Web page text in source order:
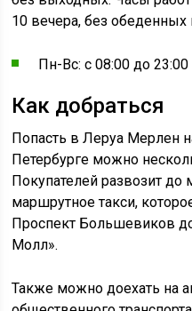
10 вечера, без
Пн-Вс: с 08:00 до 23:00
Как добраться
Попасть в Леруа Мерлен
Петербурге можно
Покупателей развозит до
маршрутное такси,
Проспект Большевиков
Молл».
Также можно доехать на